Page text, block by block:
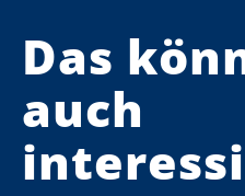
Das
auch